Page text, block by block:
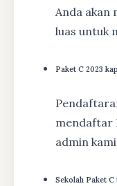
Anda akan
luas untuk
Paket C 2023
mendaftar
admin
Sekolah Paket C